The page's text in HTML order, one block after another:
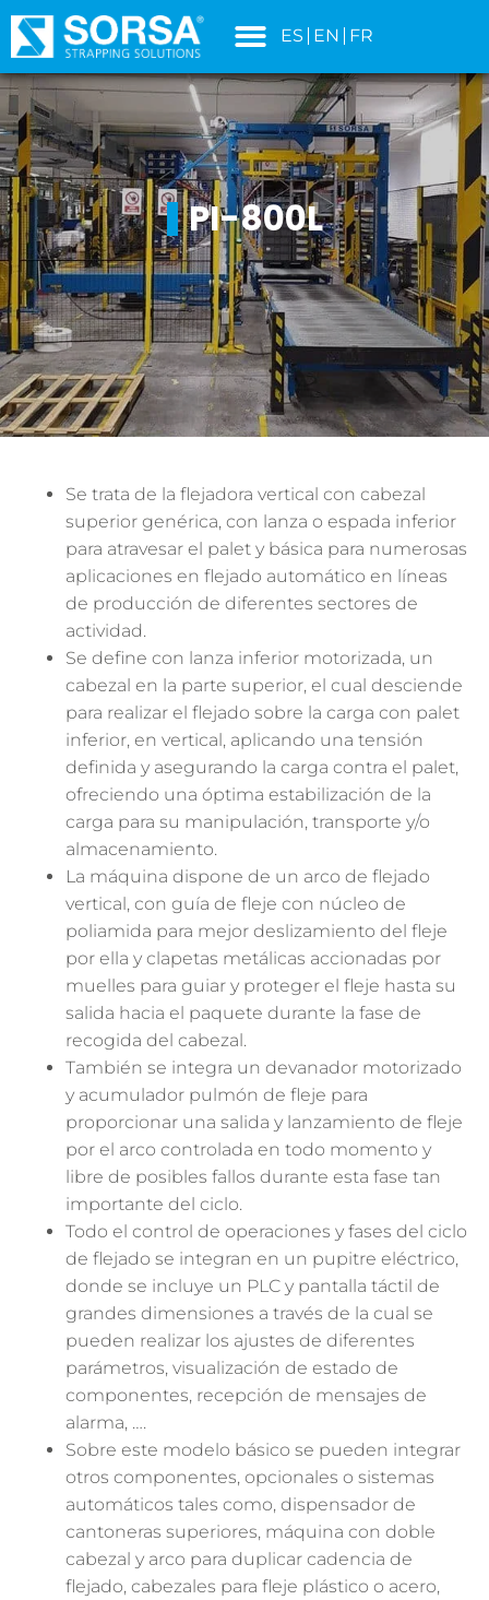
contenido
ES EN FR
PI-800L
Se trata de la flejadora vertical con cabezal
superior genérica, con lanza o espada inferior
para atravesar el palet y básica para numerosas
aplicaciones en flejado automático en líneas
de producción de diferentes sectores de
actividad.
Se define con lanza inferior motorizada, un
cabezal en la parte superior, el cual desciende
para realizar el flejado sobre la carga con palet
inferior, en vertical, aplicando una tensión
definida y asegurando la carga contra el palet,
ofreciendo una óptima estabilización de la
carga para su manipulación, transporte y/o
almacenamiento.
La máquina dispone de un arco de flejado
vertical, con guía de fleje con núcleo de
poliamida para mejor deslizamiento del fleje
por ella y clapetas metálicas accionadas por
muelles para guiar y proteger el fleje hasta su
salida hacia el paquete durante la fase de
recogida del cabezal.
También se integra un devanador motorizado
y acumulador pulmón de fleje para
proporcionar una salida y lanzamiento de fleje
por el arco controlada en todo momento y
libre de posibles fallos durante esta fase tan
importante del ciclo.
Todo el control de operaciones y fases del ciclo
de flejado se integran en un pupitre eléctrico,
donde se incluye un PLC y pantalla táctil de
grandes dimensiones a través de la cual se
pueden realizar los ajustes de diferentes
parámetros, visualización de estado de
componentes, recepción de mensajes de
alarma, ….
Sobre este modelo básico se pueden integrar
otros componentes, opcionales o sistemas
automáticos tales como, dispensador de
cantoneras superiores, máquina con doble
cabezal y arco para duplicar cadencia de
flejado, cabezales para fleje plástico o acero,